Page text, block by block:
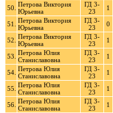
50. Петрова Виктория
Юрьевна
ГД 3-
23
1
51.
Петрова Виктория
Юрьевна
ГД 3-
23
0
52. Петрова Виктория
Юрьевна
ГД 3-
23
1
53. Петрова Юлия
Станиславовна
ГД 3-
23
1
54. Петрова Юлия
Станиславовна
ГД 3-
23
1
55. Петрова Юлия
Станиславовна
ГД 3-
23
1
56. Петрова Юлия
Станиславовна
ГД 3-
23
1